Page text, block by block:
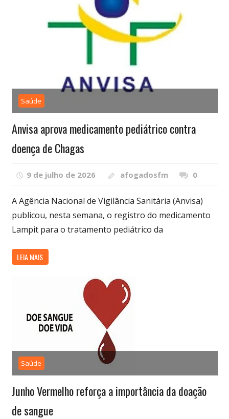
Saúde
Anvisa aprova medicamento pediátrico contra
doença de Chagas
9 de julho de 2026 afogadosfm 0
A Agência Nacional de Vigilância Sanitária (Anvisa)
publicou, nesta semana, o registro do medicamento
Lampit para o tratamento pediátrico da
LEIA MAIS
Saúde
Junho Vermelho reforça a importância da doação
de sangue